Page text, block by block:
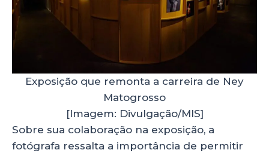
Exposição que remonta a carreira de Ney
Matogrosso
[Imagem: Divulgação/MIS]
Sobre sua colaboração na exposição, a
fotógrafa ressalta a importância de permitir